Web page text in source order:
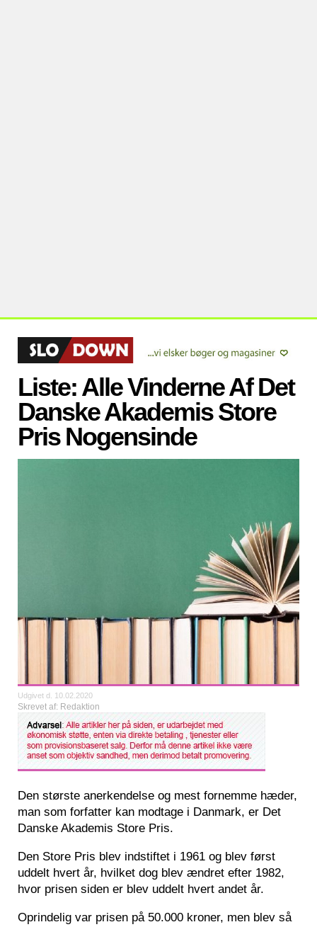
Liste: Alle Vinderne Af Det
Danske Akademis Store
Pris Nogensinde
Udgivet d. 10.02.2020
Skrevet af: Redaktion
Den største anerkendelse og mest fornemme hæder,
man som forfatter kan modtage i Danmark, er Det
Danske Akademis Store Pris.
Den Store Pris blev indstiftet i 1961 og blev først
uddelt hvert år, hvilket dog blev ændret efter 1982,
hvor prisen siden er blev uddelt hvert andet år.
Oprindelig var prisen på 50.000 kroner, men blev så